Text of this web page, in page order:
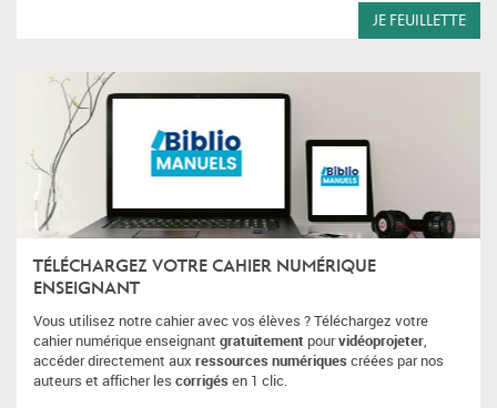
JE FEUILLETTE
TÉLÉCHARGEZ VOTRE CAHIER NUMÉRIQUE
ENSEIGNANT
Vous utilisez notre cahier avec vos élèves ? Téléchargez votre
cahier numérique enseignant gratuitement pourvidéoprojeter,
accéder directement aux ressources numériques créées par nos
auteurs et afficher les corrigés en 1 clic.